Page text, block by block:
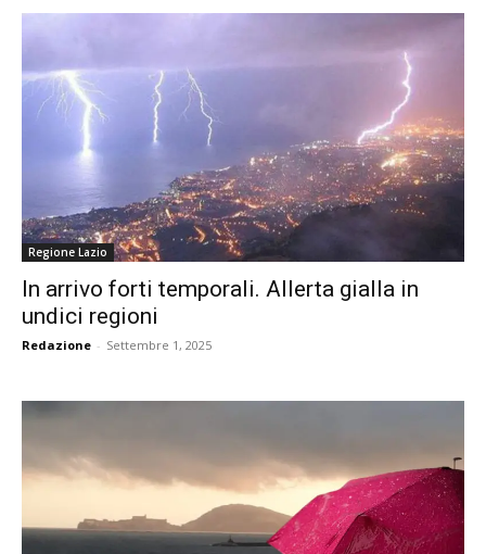
Regione Lazio
In arrivo forti temporali. Allerta gialla in
undici regioni
Redazione - Settembre 1, 2025